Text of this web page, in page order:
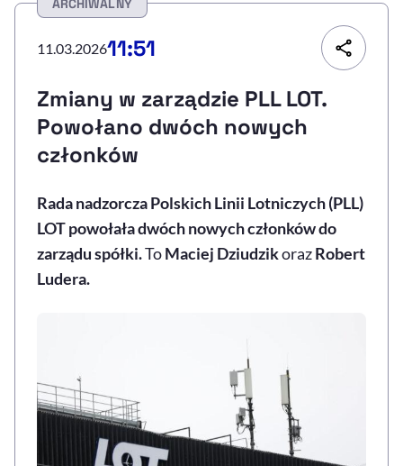
Sprawdź, jak i dlaczego zwiększamy dostępność , otwiera się w nowym
ARCHIWALNY
11.03.202611:51
Zmiany w zarządzie PLL LOT.
Powołano dwóch nowych
członków
Rada nadzorcza Polskich Linii Lotniczych (PLL)
LOT powołała dwóch nowych członków do
zarządu spółki.ToMaciej DziudzikorazRobert
Ludera.